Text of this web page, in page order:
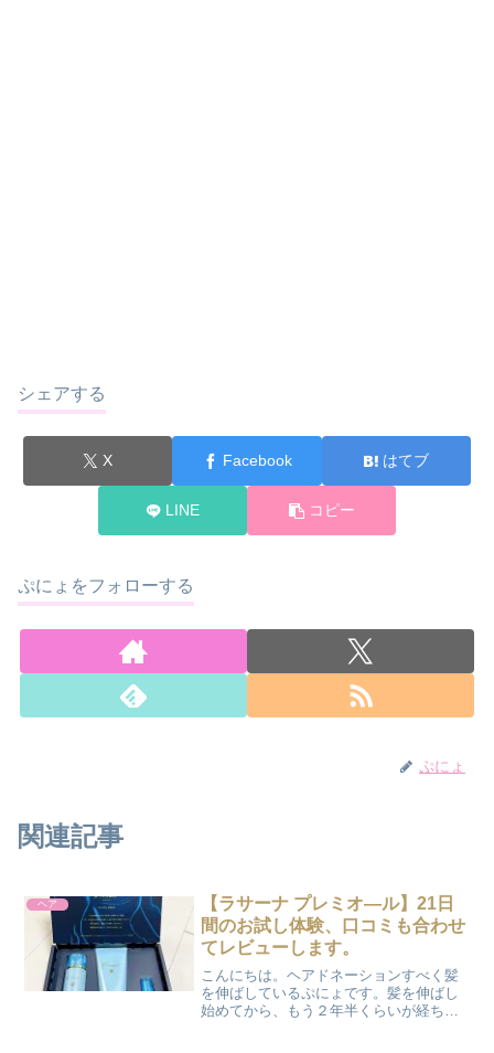
シェアする
X Facebook はてブ
LINE コピー
ぷにょをフォローする
ぷにょ
関連記事
ヘア
【ラサーナ プレミオ―ル】21日
間のお試し体験、口コミも合わせ
てレビューします。
こんにちは。ヘアドネーションすべく髪
を伸ばしているぷにょです。髪を伸ばし
始めてから、もう２年半くらいが経ちま